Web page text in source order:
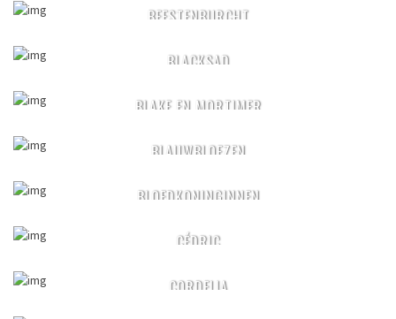
BEESTENBURCHT
BLACKSAD
BLAKE EN MORTIMER
BLAUWBLOEZEN
BLOEDKONINGINNEN
CÉDRIC
CORDELIA